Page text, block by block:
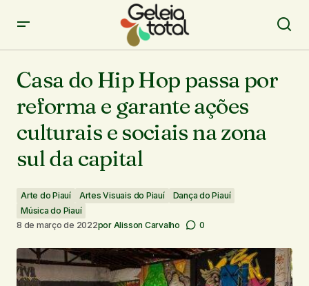
culturais e sociais na zona sul da capital
Casa do Hip Hop passa por
reforma e garante ações
culturais e sociais na zona
sul da capital
Arte do Piauí Artes Visuais do Piauí
Dança do Piauí
Música do Piauí
8 de março de 2022por Alisson Carvalho 0